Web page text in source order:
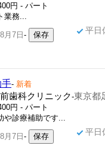
円 - パート
業務...
8月7日 - 平日
手- 新着
歯科クリニック-東京都
円 - パート
や診療補助です...
8月7日 - 平日